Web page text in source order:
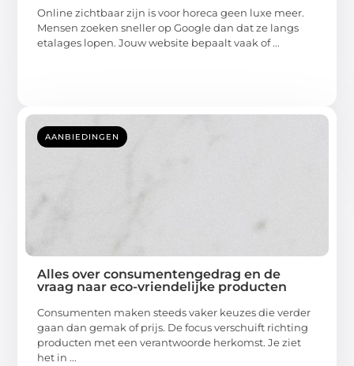
Mensen zoeken sneller op Google dan dat ze langs
etalages lopen. Jouw website bepaalt vaak of ...
AANBIEDINGEN
Alles over consumentengedrag en de
vraag naar eco-vriendelijke producten
gaan dan gemak of prijs. De focus verschuift richting
producten met een verantwoorde herkomst. Je ziet
het in ...